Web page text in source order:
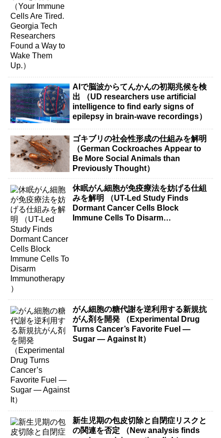
AIで脳波からてんかんの初期兆候を検
出 （UD researchers use artificial
intelligence to find early signs of
epilepsy in brain-wave recordings）
ゴキブリの社会性形成の仕組みを解明
（German Cockroaches Appear to
Be More Social Animals than
Previously Thought）
休眠がん細胞が免疫療法を妨げる仕組
みを解明 （UT-Led Study Finds
Dormant Cancer Cells Block
Immune Cells To Disarm
がん細胞の糖代謝を逆利用する新規抗
がん剤を開発 （Experimental Drug
Turns Cancer’s Favorite Fuel —
Sugar — Against It）
新生児期の包皮切除と自閉症リスクと
の関連を否定 （New analysis finds